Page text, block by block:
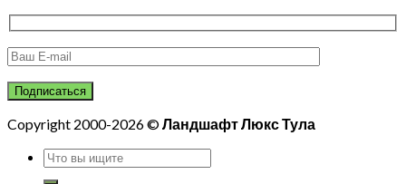
Copyright 2000-2026 ©Ландшафт Люкс Тула
Искать: